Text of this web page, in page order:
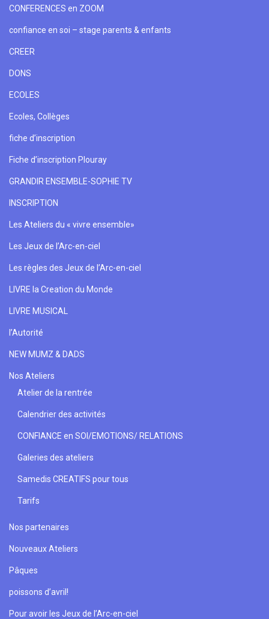
CONFERENCES en ZOOM
confiance en soi – stage parents & enfants
CREER
DONS
ECOLES
Ecoles, Collèges
fiche d’inscription
Fiche d’inscription Plouray
GRANDIR ENSEMBLE-SOPHIE TV
INSCRIPTION
Les Ateliers du « vivre ensemble»
Les Jeux de l’Arc-en-ciel
Les règles des Jeux de l’Arc-en-ciel
LIVRE la Creation du Monde
LIVRE MUSICAL
l’Autorité
NEW MUMZ & DADS
Nos Ateliers
Atelier de la rentrée
Calendrier des activités
CONFIANCE en SOI/EMOTIONS/ RELATIONS
Galeries des ateliers
Samedis CREATIFS pour tous
Tarifs
Nos partenaires
Nouveaux Ateliers
Pâques
poissons d’avril!
Pour avoir les Jeux de l’Arc-en-ciel